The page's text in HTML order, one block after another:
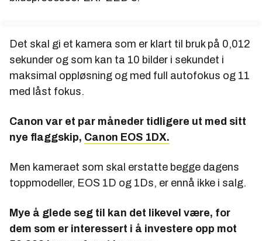
Det skal gi et kamera som er klart til bruk på 0,012
sekunder og som kan ta 10 bilder i sekundet i
maksimal oppløsning og med full autofokus og 11
med låst fokus.
Canon var et par måneder tidligere ut med sitt
nye flaggskip, Canon EOS 1DX.
Men kameraet som skal erstatte begge dagens
toppmodeller, EOS 1D og 1Ds, er ennå ikke i salg.
Mye å glede seg til kan det likevel være, for
dem som er interessert i å investere opp mot